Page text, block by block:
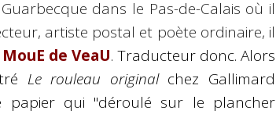
dans le Pas-de-Calais où il
artiste postal et poète ordinaire, il
MouE de VeaU. Traducteur donc. Alors
Le rouleau originalchez Gallimard
papier qui "déroulé sur le plancher